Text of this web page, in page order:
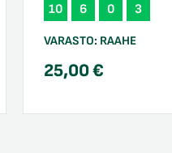
10 6 0 3
VARASTO: RAAHE
25,00€